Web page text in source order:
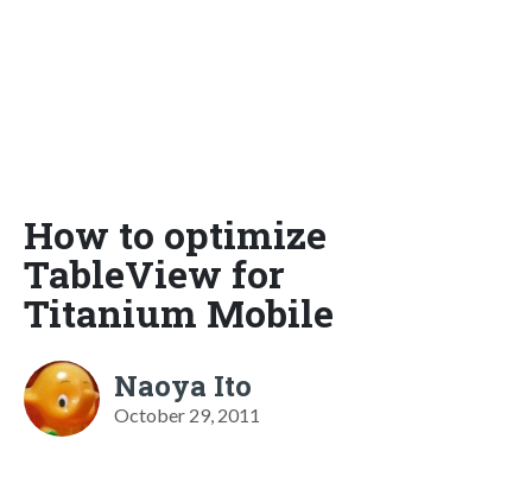
How to optimize
TableView for
Titanium Mobile
Naoya Ito
October 29, 2011